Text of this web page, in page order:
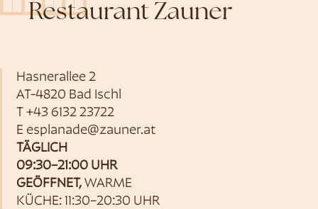
Restaurant Zauner
Hasnerallee 2
AT-4820 Bad Ischl
T +43 6132 23722
E esplanade@zauner.at
TÄGLICH
09:30–21:00 UHR
GEÖFFNET, WARME
KÜCHE: 11:30–20:30 UHR